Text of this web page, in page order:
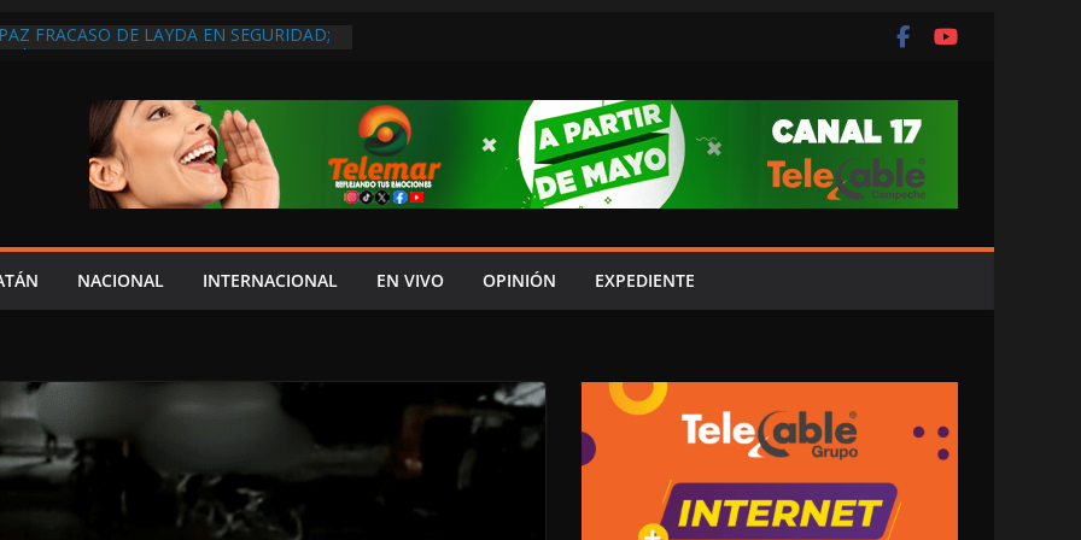
FRACASO DE LAYDA EN SEGURIDAD;
DISCURSO DE LAYDA AL REVELAR QUE
LA PEOR CAÍDA DE
DEL PAÍS, POR PÉSIMA RECAUDACIÓN
POLÍTICAS EN
ASUME CULPA DEL HIJO?
SOBRE LA CARRETERA LIBRE
NACIONAL INTERNACIONAL EN VIVO OPINIÓN EXPEDIENTE